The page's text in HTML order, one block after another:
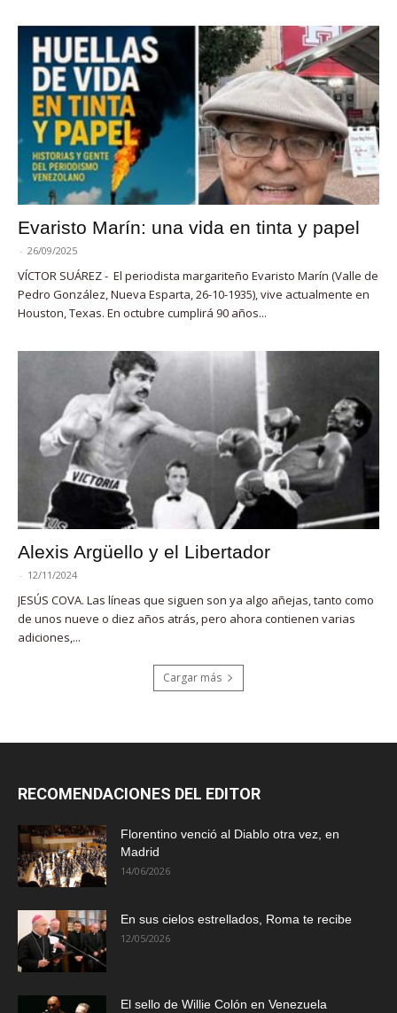
Evaristo Marín: una vida en tinta y papel
- 26/09/2025
VÍCTOR SUÁREZ - El periodista margariteño Evaristo Marín (Valle de
Pedro González, Nueva Esparta, 26-10-1935), vive actualmente en
Houston, Texas. En octubre cumplirá 90 años...
Alexis Argüello y el Libertador
- 12/11/2024
JESÚS COVA. Las líneas que siguen son ya algo añejas, tanto como
de unos nueve o diez años atrás, pero ahora contienen varias
adiciones,...
Cargar más
RECOMENDACIONES DEL EDITOR
Florentino venció al Diablo otra vez, en
Madrid
14/06/2026
En sus cielos estrellados, Roma te recibe
12/05/2026
El sello de Willie Colón en Venezuela